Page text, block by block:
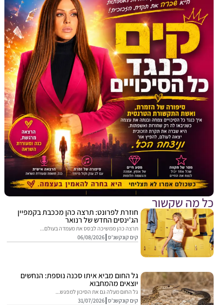
שקשור
חוזרת לפרונט: תרצה כהן מככבת בקמפיין
הג'ינסים החדש של רנואר
תרצה כהן ממשיכה לבסס את מעמדה בעולם...
קים קונקשנ'ס 06/08/2026
גל החום מביא איתו סכנה נוספת: הנחשים
יוצאים מהמחבוא
גל החום מעלה גם את הסיכון למפגש...
קים קונקשנ'ס 31/07/2026